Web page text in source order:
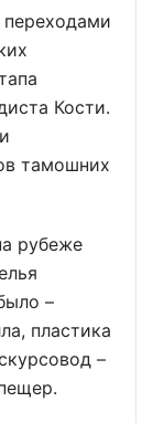
Кости.
тамошних
рубеже
–
пластика
–